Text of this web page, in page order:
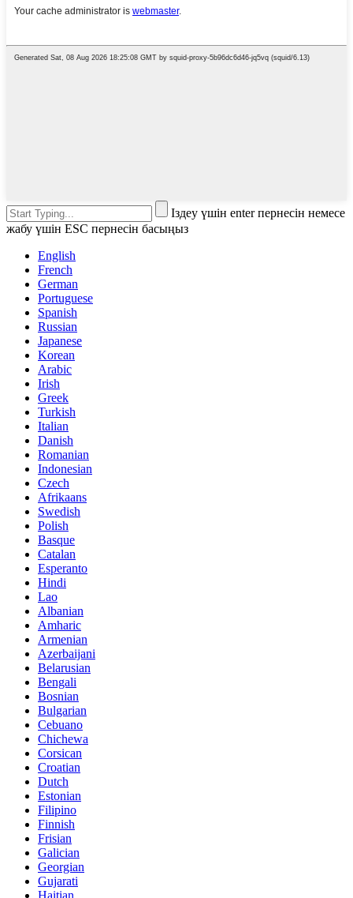
Іздеу үшін enter пернесін немесе
жабу үшін ESC пернесін басыңыз
English
French
German
Portuguese
Spanish
Russian
Japanese
Korean
Arabic
Irish
Greek
Turkish
Italian
Danish
Romanian
Indonesian
Czech
Afrikaans
Swedish
Polish
Basque
Catalan
Esperanto
Hindi
Lao
Albanian
Amharic
Armenian
Azerbaijani
Belarusian
Bengali
Bosnian
Bulgarian
Cebuano
Chichewa
Corsican
Croatian
Dutch
Estonian
Filipino
Finnish
Frisian
Galician
Georgian
Gujarati